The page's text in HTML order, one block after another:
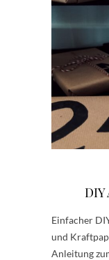
DIY
Einfacher
und
Anleitung